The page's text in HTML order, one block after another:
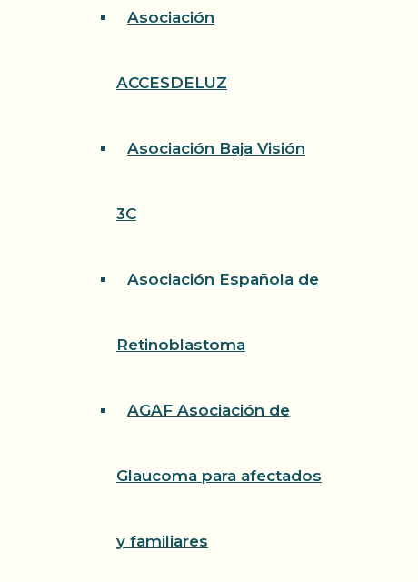
Asociación
ACCESDELUZ
Asociación Baja Visión
3C
Asociación Española de
Retinoblastoma
AGAF Asociación de
Glaucoma para afectados
y familiares